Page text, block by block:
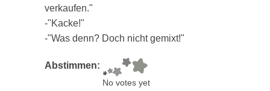
verkaufen."
-"Kacke!"
-"Was denn? Doch nicht gemixt!"
Abstimmen:
No votes yet